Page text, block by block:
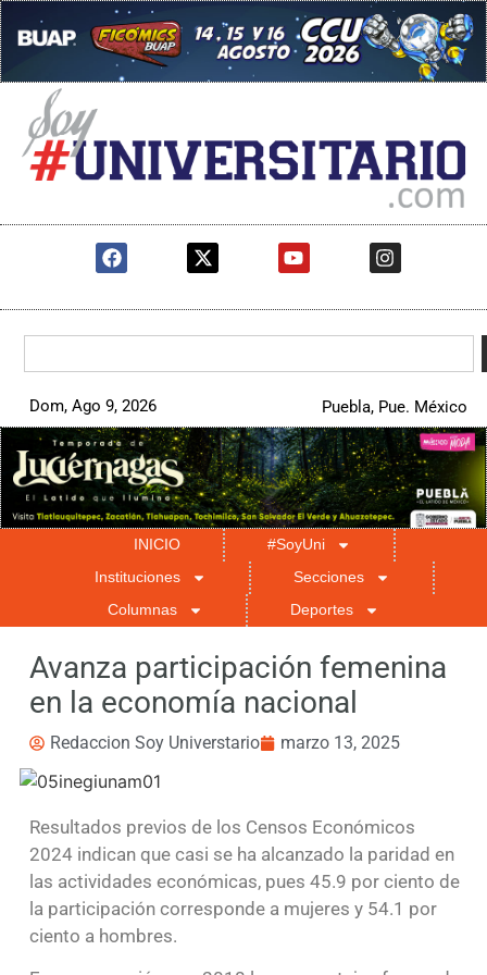
Dom, Ago 9, 2026 Puebla, Pue. México
INICIO
#SoyUni
Instituciones
Secciones
Columnas
Deportes
Avanza participación femenina
en la economía nacional
Redaccion Soy Universtario marzo 13, 2025
Resultados previos de los Censos Económicos
2024 indican que casi se ha alcanzado la paridad en
las actividades económicas, pues 45.9 por ciento de
la participación corresponde a mujeres y 54.1 por
ciento a hombres.